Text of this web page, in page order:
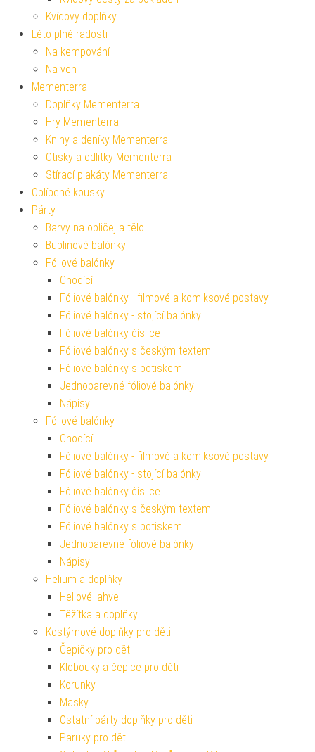
Kvídovy doplňky
Léto plné radosti
Na kempování
Na ven
Mementerra
Doplňky Mementerra
Hry Mementerra
Knihy a deníky Mementerra
Otisky a odlitky Mementerra
Stírací plakáty Mementerra
Oblíbené kousky
Párty
Barvy na obličej a tělo
Bublinové balónky
Fóliové balónky
Chodící
Fóliové balónky - filmové a komiksové postavy
Fóliové balónky - stojící balónky
Fóliové balónky číslice
Fóliové balónky s českým textem
Fóliové balónky s potiskem
Jednobarevné fóliové balónky
Nápisy
Fóliové balónky
Chodící
Fóliové balónky - filmové a komiksové postavy
Fóliové balónky - stojící balónky
Fóliové balónky číslice
Fóliové balónky s českým textem
Fóliové balónky s potiskem
Jednobarevné fóliové balónky
Nápisy
Helium a doplňky
Heliové lahve
Těžítka a doplňky
Kostýmové doplňky pro děti
Čepičky pro děti
Klobouky a čepice pro děti
Korunky
Masky
Ostatní párty doplňky pro děti
Paruky pro děti